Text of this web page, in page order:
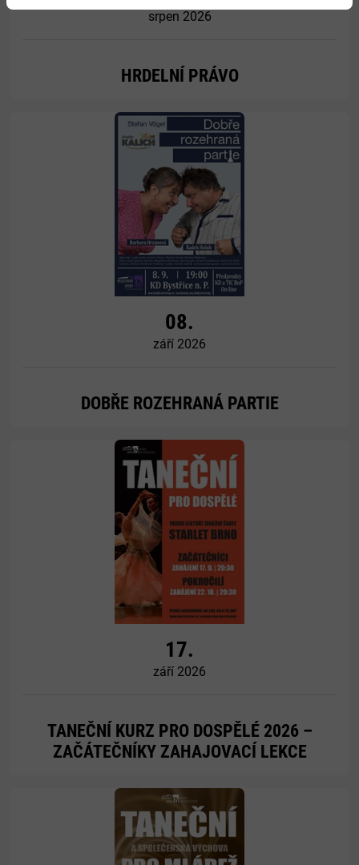
srpen 2026
HRDELNÍ PRÁVO
08.
září 2026
DOBŘE ROZEHRANÁ PARTIE
Více
17.
září 2026
TANEČNÍ KURZ PRO DOSPĚLÉ 2026 –
ZAČÁTEČNÍKY ZAHAJOVACÍ LEKCE
Více